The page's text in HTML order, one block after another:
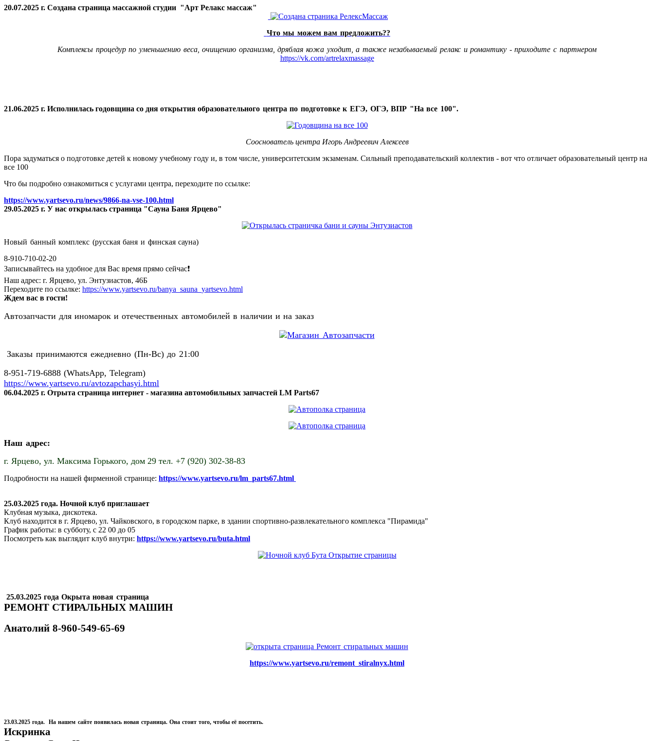
20.07.2025 г. Создана страница массажной студии "Арт Релакс массаж"
Что мы можем вам предложить??
Комплексы процедур по уменьшению веса, очищению организма, дряблая кожа уходит, а также незабываемый релакс и романтику - приходите с партнером
https://vk.com/artrelaxmassage
21.06.2025 г. Исполнилась годовщина со дня открытия образовательного центра по подготовке к ЕГЭ, ОГЭ, ВПР "На все 100".
Сооснователь центра Игорь Андреевич Алексеев
Пора задуматься о подготовке детей к новому учебному году и, в том числе, университетским экзаменам. Сильный преподавательский коллектив - вот что отличает образовательный центр на
все 100
Что бы подробно ознакомиться с услугами центра, переходите по ссылке:
https://www.yartsevo.ru/news/9866-na-vse-100.html
29.05.2025 г. У нас открылась страница "Сауна Баня Ярцево"
Новый банный комплекс (русская баня и финская сауна)
8-910-710-02-20
Записывайтесь на удобное для Вас время прямо сейчас❗️
Наш адрес: г. Ярцево, ул. Энтузиастов, 46Б
Переходите по ссылке: https://www.yartsevo.ru/banya_sauna_yartsevo.html
Ждем вас в гости!
Автозапчасти для иномарок и отечественных автомобилей в наличии и на заказ
Заказы принимаются ежедневно (Пн-Вс) до 21:00
8-951-719-6888 (WhatsApp, Telegram)
https://www.yartsevo.ru/avtozapchasyi.html
06.04.2025 г. Отрыта страница интернет - магазина автомобильных запчастей LM Parts67
Наш адрес:
г. Ярцево, ул. Максима Горького, дом 29 тел. +7 (920) 302-38-83
Подробности на нашей фирменной странице: https://www.yartsevo.ru/lm_parts67.html
25.03.2025 года. Ночной клуб приглашает
Клубная музыка, дискотека.
Клуб находится в г. Ярцево, ул. Чайковского, в городском парке, в здании спортивно-развлекательного комплекса "Пирамида"
График работы: в субботу, с 22 00 до 05
Посмотреть как выглядит клуб внутри: https://www.yartsevo.ru/buta.html
25.03.2025 года Окрыта новая страница
РЕМОНТ СТИРАЛЬНЫХ МАШИН
Анатолий 8-960-549-65-69
https://www.yartsevo.ru/remont_stiralnyx.html
23.03.2025 года. На нашем сайте появилась новая страница. Она стоит того, чтобы её посетить.
Искринка